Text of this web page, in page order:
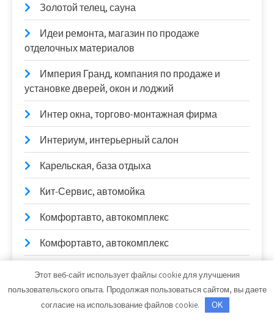
Золотой телец, сауна
Идеи ремонта, магазин по продаже
отделочных материалов
Империя Гранд, компания по продаже и
установке дверей, окон и лоджий
Интер окна, торгово-монтажная фирма
Интериум, интерьерный салон
Карельская, база отдыха
Кит-Сервис, автомойка
Комфортавто, автокомплекс
Комфортавто, автокомплекс
Контур, компания по производству дверей
Корона, сауна
Этот веб-сайт использует файлы cookie для улучшения
пользовательского опыта. Продолжая пользоваться сайтом, вы даете
согласие на использование файлов cookie.
OK